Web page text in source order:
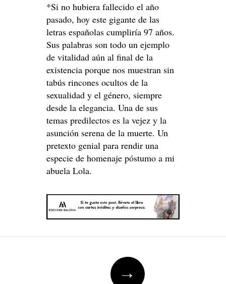
*Si no hubiera fallecido el año
pasado, hoy este gigante de las
letras españolas cumpliría 97 años.
Sus palabras son todo un ejemplo
de vitalidad aún al final de la
existencia porque nos muestran sin
tabús rincones ocultos de la
sexualidad y el género, siempre
desde la elegancia. Una de sus
temas predilectos es la vejez y la
asunción serena de la muerte. Un
pretexto genial para rendir una
especie de homenaje póstumo a mi
abuela Lola.
navigation
→